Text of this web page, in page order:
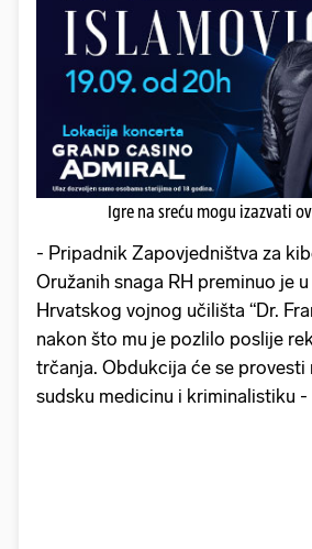
Igre na sreću mogu izazvati
- Pripadnik Zapovjedništva za
Oružanih snaga RH preminuo je
Hrvatskog vojnog učilišta “Dr.
nakon što mu je pozlilo poslije
trčanja. Obdukcija će se provesti
sudsku medicinu i kriminalistiku -